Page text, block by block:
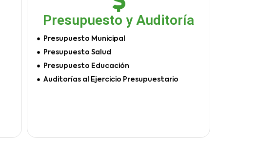
Presupuesto y Auditoría
Presupuesto Municipal
Presupuesto Salud
Presupuesto Educación
Auditorías al Ejercicio Presupuestario